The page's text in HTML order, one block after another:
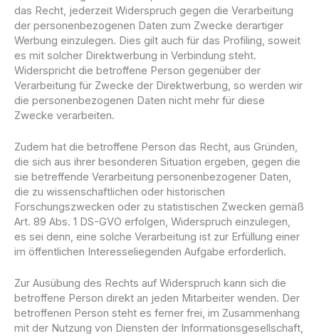
das Recht, jederzeit Widerspruch gegen die Verarbeitung
der personenbezogenen Daten zum Zwecke derartiger
Werbung einzulegen. Dies gilt auch für das Profiling, soweit
es mit solcher Direktwerbung in Verbindung steht.
Widerspricht die betroffene Person gegenüber der
Verarbeitung für Zwecke der Direktwerbung, so werden wir
die personenbezogenen Daten nicht mehr für diese
Zwecke verarbeiten.
Zudem hat die betroffene Person das Recht, aus Gründen,
die sich aus ihrer besonderen Situation ergeben, gegen die
sie betreffende Verarbeitung personenbezogener Daten,
die zu wissenschaftlichen oder historischen
Forschungszwecken oder zu statistischen Zwecken gemäß
Art. 89 Abs. 1 DS-GVO erfolgen, Widerspruch einzulegen,
es sei denn, eine solche Verarbeitung ist zur Erfüllung einer
im öffentlichen Interesseliegenden Aufgabe erforderlich.
Zur Ausübung des Rechts auf Widerspruch kann sich die
betroffene Person direkt an jeden Mitarbeiter wenden. Der
betroffenen Person steht es ferner frei, im Zusammenhang
mit der Nutzung von Diensten der Informationsgesellschaft,